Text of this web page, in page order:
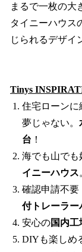
まるで一枚の大
タイニーハウス
じられるデザイ
Tinys
住宅ローンに
夢じゃない。
台 ！
海でも山でも
イニーハウス
確認申請不要
付トレーラー
安心の国内
DIYも楽しめ